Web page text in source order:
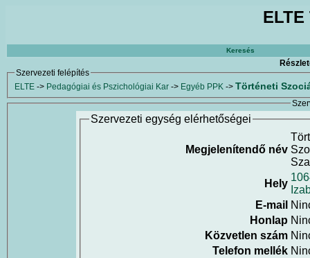
Keresés
Szervezeti felépítés
ELTE -> Pedagógiai és Pszichológiai Kar -> Egyéb PPK -> Történeti
Szervezeti egység elérhetőségei
Megjelenítendő név
Hely
E-mail
Honlap
Közvetlen szám
Telefon mellék